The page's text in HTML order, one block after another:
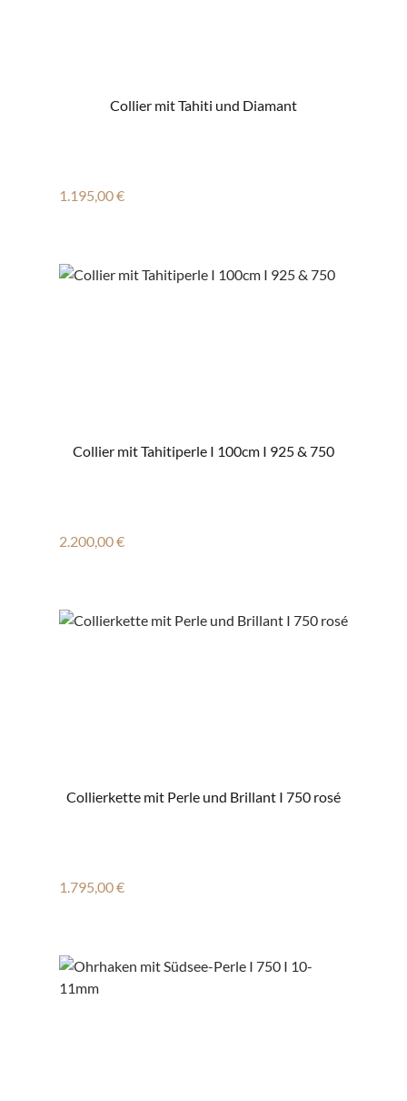
Collier mit Tahiti und Diamant
Regulärer Preis:
1.195,00 €
Collier mit Tahitiperle I 100cm I 925 & 750
Regulärer Preis:
2.200,00 €
Collierkette mit Perle und Brillant I 750 rosé
Regulärer Preis:
1.795,00 €